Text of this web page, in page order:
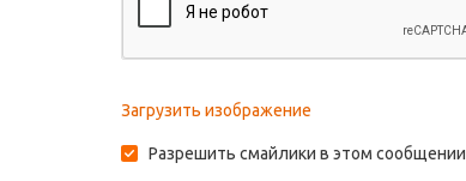
Загрузить изображение
Разрешить смайлики в этом сообщении